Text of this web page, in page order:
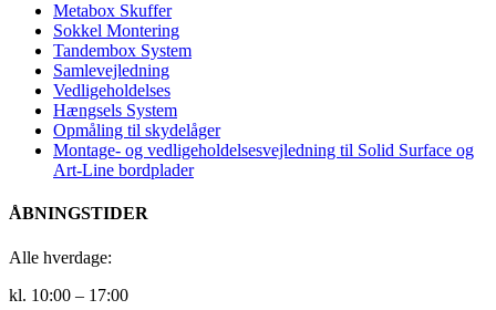
Metabox Skuffer
Sokkel Montering
Tandembox System
Samlevejledning
Vedligeholdelses
Hængsels System
Opmåling til skydelåger
Montage- og vedligeholdelsesvejledning til Solid Surface og
Art-Line bordplader
ÅBNINGSTIDER
Alle hverdage:
kl. 10:00 – 17:00